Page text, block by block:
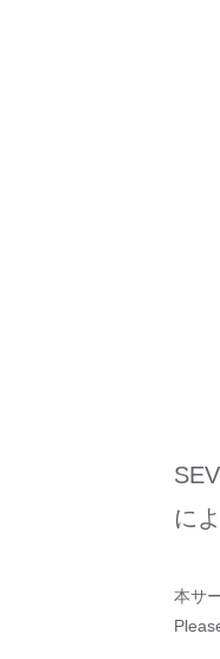
に
本サ